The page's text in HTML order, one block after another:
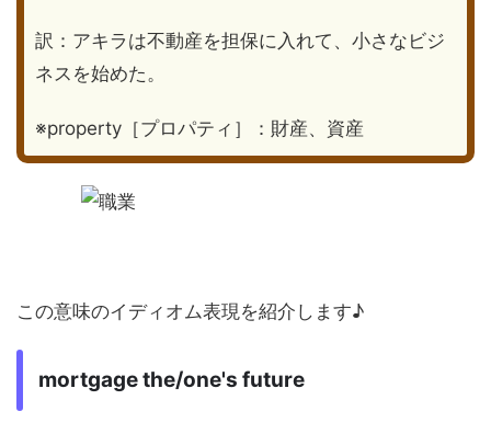
訳：アキラは不動産を担保に入れて、小さなビジ
ネスを始めた。
※property［プロパティ］：財産、資産
この意味のイディオム表現を紹介します♪
mortgage the/one's future